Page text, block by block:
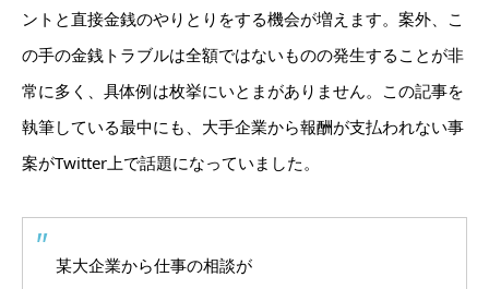
ントと直接金銭のやりとりをする機会が増えます。案外、こ
の手の金銭トラブルは全額ではないものの発生することが非
常に多く、具体例は枚挙にいとまがありません。この記事を
執筆している最中にも、 大手企業から報酬が支払われない事
案がTwitter上で話題になっていました。
某大企業から仕事の相談が